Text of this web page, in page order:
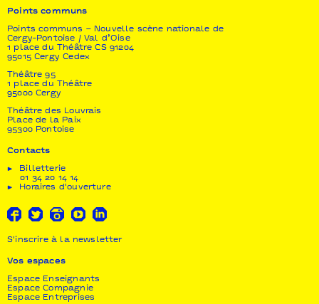
Théâtre Massalia, Le Carré Ste-Maxime, Agglo
Théâtre André Malraux, Chevilly-Larue, Centre Jean
Vilar / Champigny-sur-Marne, Le Trio…S / Inzinzac-
Lochrist, FACM - Festival Théâtral du Val d’Oise,
Itinéraires Bis / Saint-Brieuc, Fontenay-en-scènes /
Fontenay-sous-Bois, Centre culturel Jacques
Duhamel / Vitré - soutien La Chartreuse de
Villeneuve-les-Avignon, La Comédie de Caen.
Points communs
Points communs – Nouvelle scène nationale de
Cergy-Pontoise / Val d’Oise
1 place du Théâtre CS 91204
95015 Cergy Cedex
Théâtre 95
1 place du Théâtre
95000 Cergy
Théâtre des Louvrais
Place de la Paix
95300 Pontoise
Contacts
Billetterie
01 34 20 14 14
Horaires d'ouverture
S'inscrire à la newsletter
Vos espaces
Espace Enseignants
Espace Compagnie
Espace Entreprises